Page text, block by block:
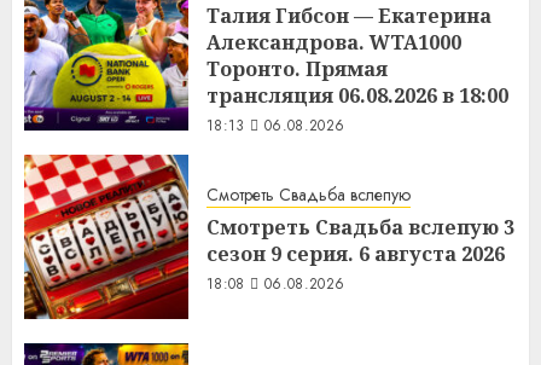
Талия Гибсон — Екатерина
Александрова. WTA1000
Торонто. Прямая
трансляция 06.08.2026 в 18:00
18:13 06.08.2026
Смотреть Свадьба вслепую
Смотреть Свадьба вслепую 3
сезон 9 серия. 6 августа 2026
18:08 06.08.2026